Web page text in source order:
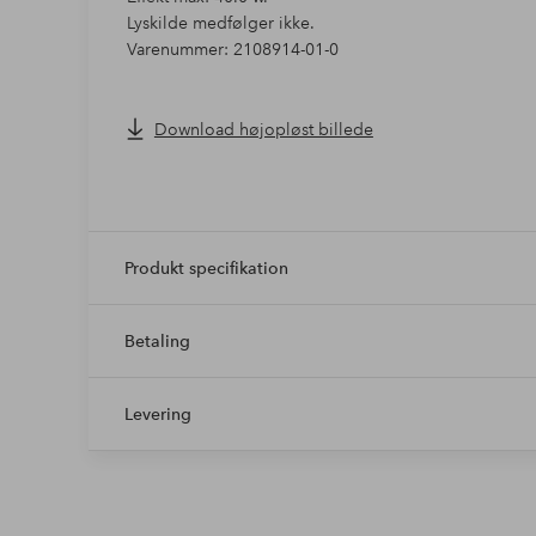
Lyskilde medfølger ikke.
Varenummer: 2108914-01-0
Download højopløst billede
Produkt specifikation
Betaling
Levering